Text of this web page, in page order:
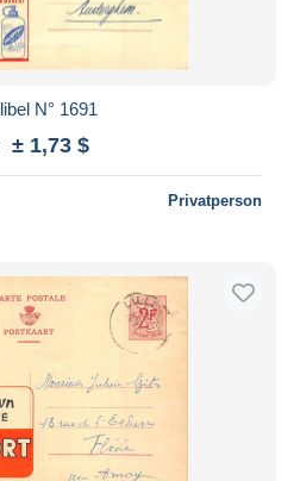
N° 1691
± 1,73 $
Privatperson